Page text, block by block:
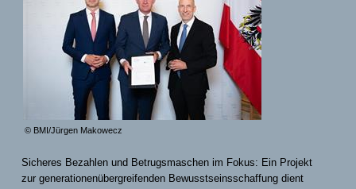
© BMI/Jürgen Makowecz
Sicheres Bezahlen und Betrugsmaschen im Fokus: Ein Projekt
zur generationenübergreifenden Bewusstseinsschaffung dient